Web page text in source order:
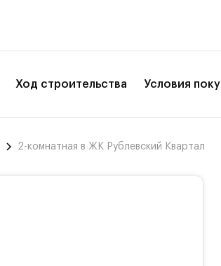
Ход строительства Условия
2-комнатная в ЖК Рублевский Квартал